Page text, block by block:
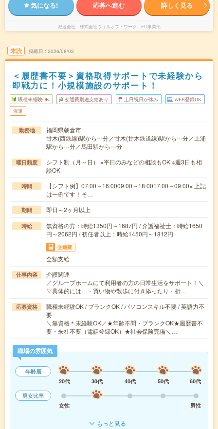
気になる! 応募へ進む 詳しく見る
派遣会社 株式会社ウィルオブ・ワーク FO事業部
未読 掲載日 2026/08/03
＜履歴書不要＞資格取得サポートで未経験から
即戦力に！小規模施設のサポート！
職種未経験OK 交通費別途支給あり 土日祝日が休み WEB登録OK
派遣
勤務地
福岡県朝倉市
甘木(西鉄線)駅から---分／甘木(甘木鉄道線)駅から---分／上浦
駅から---分／馬田駅から---分
曜日頻度
シフト制（月～日） ※平日のみなどの相談もOK ※週3日も相
談OK
時間
【シフト例】07:00～16:0009:00～18:0017:00～09:00※ 上記
は一例です！そ…
期間 即日～2ヶ月以上
時給
無資格の方：時給1350円～1687円 / 介護福祉士：時給1650
円～2062円 / 初任者以上：時給1450円～1812円
交通費
全額支給
仕事内容
介護関連
／グループホームにて利用者の方の日常生活をサポート！＼
▽具体的には…・買い物や散歩に付き添ったり・折…
応募資格
職種未経験OK / ブランクOK / パソコンスキル不要 / 英語力不
要
＼無資格＊未経験OK／★年齢不問・ブランクOK★履歴書不
要・来社不要（電話登録OK）★社会保険完備＼…
職場の雰囲気
年齢層
20代
30代 40代 50代
60代
男女比率
女性
男性
もっと見る